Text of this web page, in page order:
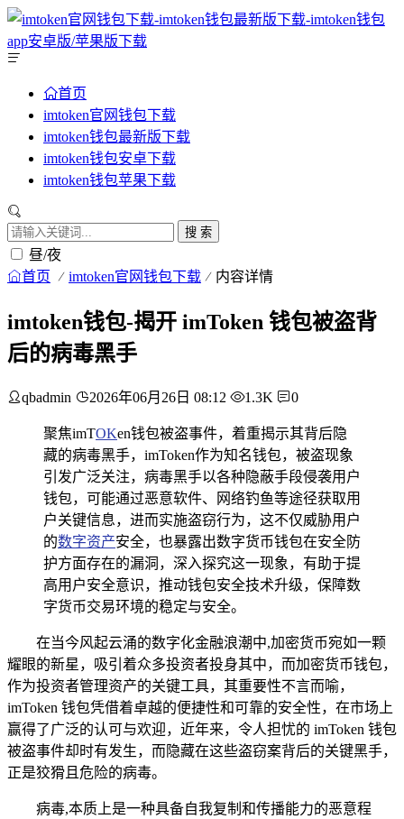
首页
imtoken官网钱包下载
imtoken钱包最新版下载
imtoken钱包安卓下载
imtoken钱包苹果下载
搜 索
昼/夜
首页 imtoken官网钱包下载 内容详情
imtoken钱包-揭开 imToken 钱包被盗背
后的病毒黑手
qbadmin 2026年06月26日 08:12 1.3K 0
聚焦imTOKen钱包被盗事件，着重揭示其背后隐
藏的病毒黑手，imToken作为知名钱包，被盗现象
引发广泛关注，病毒黑手以各种隐蔽手段侵袭用户
钱包，可能通过恶意软件、网络钓鱼等途径获取用
户关键信息，进而实施盗窃行为，这不仅威胁用户
的数字资产安全，也暴露出数字货币钱包在安全防
护方面存在的漏洞，深入探究这一现象，有助于提
高用户安全意识，推动钱包安全技术升级，保障数
字货币交易环境的稳定与安全。
在当今风起云涌的数字化金融浪潮中,加密货币宛如一颗
耀眼的新星，吸引着众多投资者投身其中，而加密货币钱包，
作为投资者管理资产的关键工具，其重要性不言而喻，
imToken 钱包凭借着卓越的便捷性和可靠的安全性，在市场上
赢得了广泛的认可与欢迎，近年来，令人担忧的 imToken 钱包
被盗事件却时有发生，而隐藏在这些盗窃案背后的关键黑手，
正是狡猾且危险的病毒。
病毒,本质上是一种具备自我复制和传播能力的恶意程